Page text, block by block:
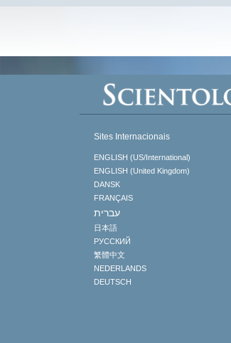
Sites Internacionais
ENGLISH (US/International)
ENGLISH (United Kingdom)
DANSK
FRANÇAIS
עברית
日本語
РУССКИЙ
繁體中文
NEDERLANDS
DEUTSCH